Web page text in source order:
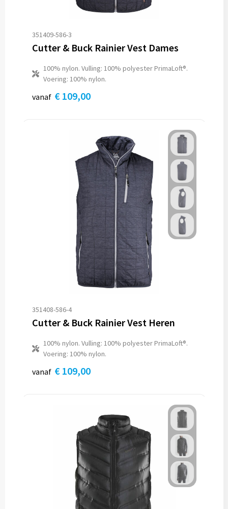
351409-586-3
Cutter & Buck Rainier Vest Dames
100% nylon. Vulling: 100% polyester PrimaLoft®.
Voering: 100% nylon.
vanaf € 109,00
351408-586-4
Cutter & Buck Rainier Vest Heren
100% nylon. Vulling: 100% polyester PrimaLoft®.
Voering: 100% nylon.
vanaf € 109,00